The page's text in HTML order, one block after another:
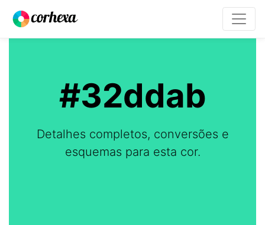
#32ddab
Detalhes completos, conversões e
esquemas para esta cor.